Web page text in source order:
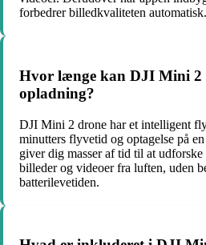
forbedrer billedkvaliteten automatisk.
Hvor længe kan DJI Mini 2
opladning?
DJI Mini 2 drone har et intelligent
minutters flyvetid og optagelse på
giver dig masser af tid til at udforske
billeder og videoer fra luften, uden
batterilevetiden.